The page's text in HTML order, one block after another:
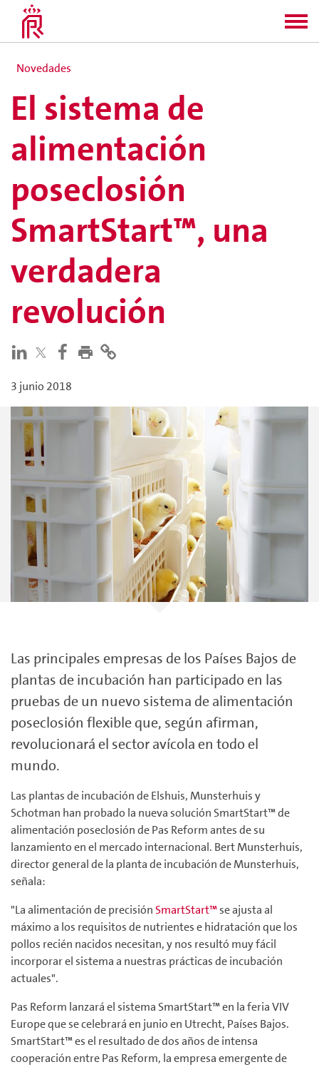
Novedades
El sistema de
alimentación
poseclosión
SmartStart™, una
verdadera
revolución
3 junio 2018
Las principales empresas de los Países Bajos de
plantas de incubación han participado en las
pruebas de un nuevo sistema de alimentación
poseclosión flexible que, según afirman,
revolucionará el sector avícola en todo el
mundo.
Las plantas de incubación de Elshuis, Munsterhuis y
Schotman han probado la nueva solución SmartStart™ de
alimentación poseclosión de Pas Reform antes de su
lanzamiento en el mercado internacional. Bert Munsterhuis,
director general de la planta de incubación de Munsterhuis,
señala:
"La alimentación de precisiónSmartStart™se ajusta al
máximo a los requisitos de nutrientes e hidratación que los
pollos recién nacidos necesitan, y nos resultó muy fácil
incorporar el sistema a nuestras prácticas de incubación
actuales".
Pas Reform lanzará el sistema SmartStart™ en la feria VIV
Europe que se celebrará en junio en Utrecht, Países Bajos.
SmartStart™ es el resultado de dos años de intensa
cooperación entre Pas Reform, la empresa emergente de